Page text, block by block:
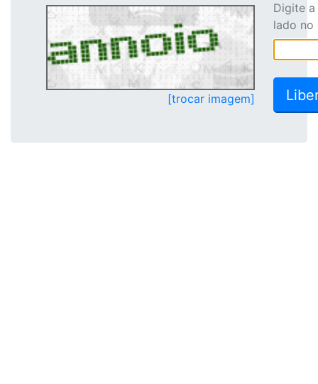
[trocar imagem]
Digite
lado no